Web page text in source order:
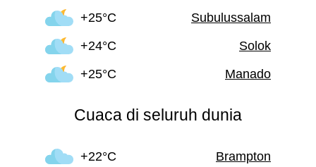
+25°C
Subulussalam
+24°C
Solok
+25°C
Manado
Cuaca di seluruh dunia
+22°C Brampton